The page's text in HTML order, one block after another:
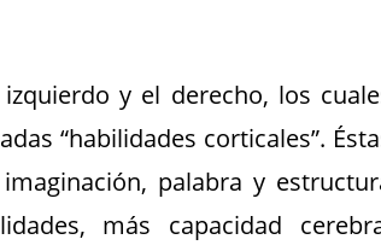
y el derecho, los
“habilidades corticales”.
palabra y
más capacidad